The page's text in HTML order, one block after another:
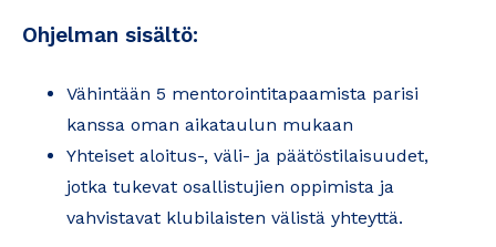
Ohjelman sisältö:
Vähintään 5 mentorointitapaamista parisi
kanssa oman aikataulun mukaan
Yhteiset aloitus-, väli- ja päätöstilaisuudet,
jotka tukevat osallistujien oppimista ja
vahvistavat klubilaisten välistä yhteyttä.